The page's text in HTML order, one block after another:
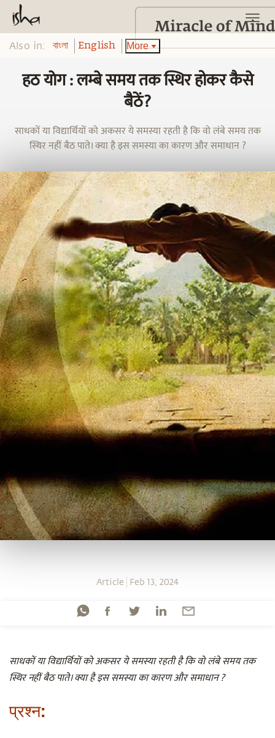
Also in: বাংলা English More
हठ याेग : लम्बे समय तक स्थिर होकर कैसे
बैठें?
साधकों या विद्यार्थियों को अकसर ये समस्या रहती है कि वो लंबे समय तक
स्थिर नहीं बैठ पाते। क्या है इस समस्या का कारण और समाधान ?
Article Feb 13, 2024
साधकों या विद्यार्थियों को अकसर ये समस्या रहती है कि वो लंबे समय तक
स्थिर नहीं बैठ पाते। क्या है इस समस्या का कारण और समाधान ?
प्रश्‍न: